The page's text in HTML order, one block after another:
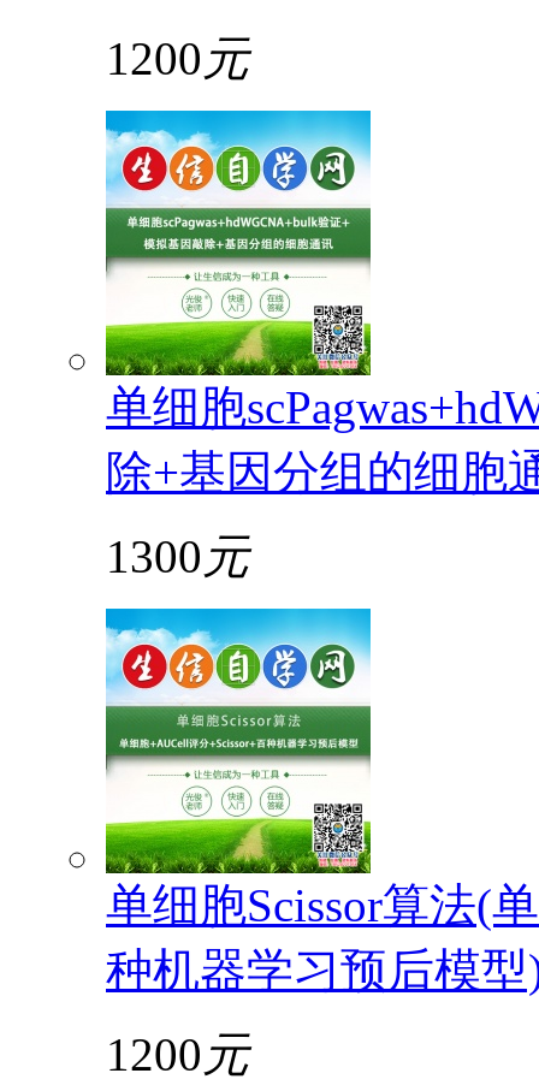
1200 元
单细胞
除+基因分组的细胞
1300 元
单细胞Scissor算法(
种机器学习预后模型
1200 元